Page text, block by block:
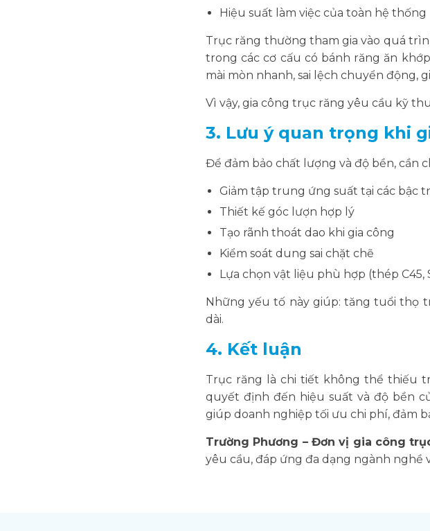
Hiệu suất làm việc của toàn hệ thống
Trục răng thường tham gia vào quá
trong các cơ cấu có bánh răng ăn
mài mòn nhanh, sai lệch chuyển động,
Vì vậy, gia công trục răng yêu cầu kỹ
3. Lưu ý quan trọng khi
Để đảm bảo chất lượng và độ bền, cần
Giảm tập trung ứng suất tại các bậc
Thiết kế góc lượn hợp lý
Tạo rãnh thoát dao khi gia công
Kiểm soát dung sai chặt chẽ
Lựa chọn vật liệu phù hợp (thép C45,
Những yếu tố này giúp: tăng tuổi thọ
dài.
4. Kết luận
Trục răng là chi tiết không thể thiếu
quyết định đến hiệu suất và độ bền
giúp doanh nghiệp tối ưu chi phí, đảm
Trường Phương – Đơn vị gia công
yêu cầu, đáp ứng đa dạng ngành nghề